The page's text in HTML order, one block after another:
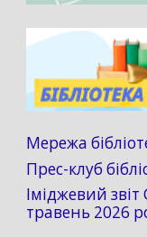
Мережа
Прес-клуб
Іміджевий
травень 2026